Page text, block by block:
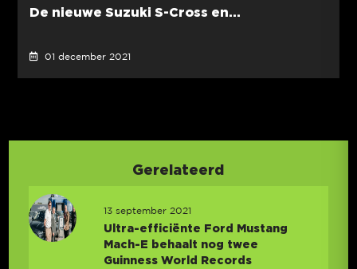
De nieuwe Suzuki S-Cross en...
01 december 2021
Gerelateerd
13 september 2021
Ultra-efficiënte Ford Mustang
Mach-E behaalt nog twee
Guinness World Records